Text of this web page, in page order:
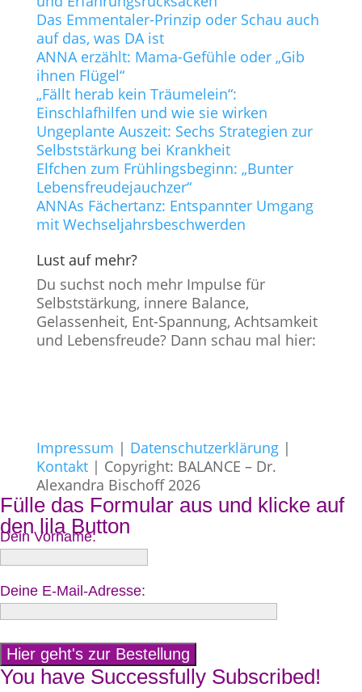
Das Emmentaler-Prinzip oder Schau auch
auf das, was DA ist
ANNA erzählt: Mama-Gefühle oder „Gib
ihnen Flügel“
„Fällt herab kein Träumelein“:
Einschlafhilfen und wie sie wirken
Ungeplante Auszeit: Sechs Strategien zur
Selbststärkung bei Krankheit
Elfchen zum Frühlingsbeginn: „Bunter
Lebensfreudejauchzer“
ANNAs Fächertanz: Entspannter Umgang
mit Wechseljahrsbeschwerden
Lust auf mehr?
Du suchst noch mehr Impulse für
Selbststärkung, innere Balance,
Gelassenheit, Ent-Spannung, Achtsamkeit
und Lebensfreude? Dann schau mal hier:
Impressum | Datenschutzerklärung|
Kontakt| Copyright: BALANCE – Dr.
Alexandra Bischoff 2026
Fülle das Formular aus und klicke auf
den lila Button
Dein Vorname:
Deine E-Mail-Adresse:
You have Successfully Subscribed!